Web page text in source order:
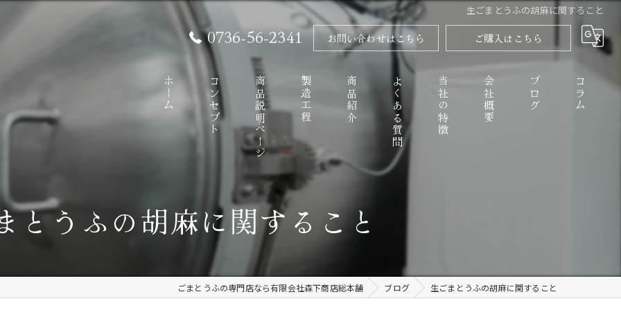
生ごまとうふの胡麻に関すること
0736-56-2341 お問い合わせはこちら ご購入はこちら
ホーム コンセプト 商品説明ページ 製造工程 商品紹介 よくある質問 当社の特徴
お取り寄せ
会社概要 ブログ コラム
とうふの胡麻に関すること
ごまとうふの専門店なら有限会社森下商店総本舗 ブログ 生ごまとうふの胡麻に関すること